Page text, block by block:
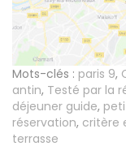
Mots-clés : paris 9,
antin, Testé par la
déjeuner guide,
réservation, critère
terrasse